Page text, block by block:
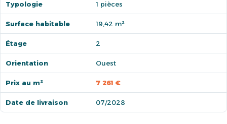
Typologie 1 pièces
Surface habitable 19,42 m²
Étage 2
Orientation Ouest
Prix au m² 7 261 €
Date de livraison 07/2028